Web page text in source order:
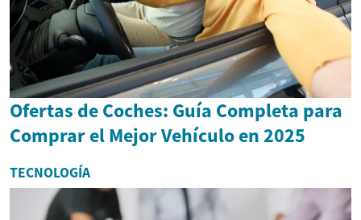
Ofertas de Coches: Guía Completa para
Comprar el Mejor Vehículo en 2025
TECNOLOGÍA